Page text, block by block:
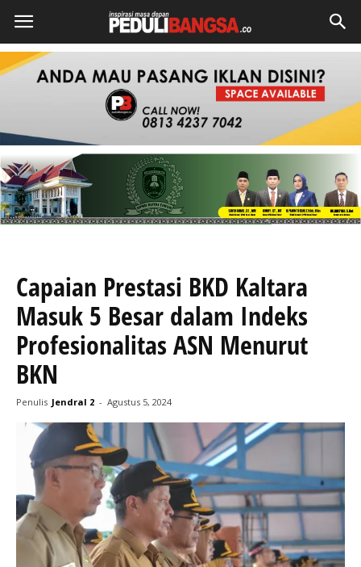
Capaian Prestasi BKD Kaltara
Masuk 5 Besar dalam Indeks
Profesionalitas ASN Menurut
BKN
Penulis Jendral 2 - Agustus 5, 2024